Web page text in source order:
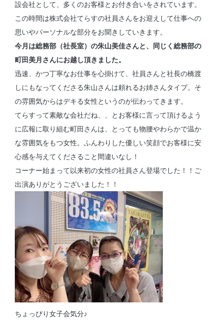
設会社として、多くのお客様とお付き合いをされています。
この時間は株式会社てらすの社員さんをお迎えして仕事への
思いやパーソナルな部分をお聞きしていきます。
今月は総務部（社長室）の朱山美佳さんと、同じく総務部の
町田美月さんにお越し頂きました。
迅速、かつ丁寧なお仕事を心掛けて、社員さんと社長の橋渡
しにもなってくださる朱山さんは頼れるお姉さんタイプ。そ
の雰囲気からはデキる女性というのが伝わってきます。
てらすって素敵な会社だね、、とお客様に言って頂けるよう
に広報に取り組む町田さんは、とっても物腰やわらかで温か
な雰囲気をもつ女性。ふんわりした優しい笑顔でお客様に安
心感を与えてくださること間違いなし！
コーナー始まって以来初の女性の社員さん登場でした！！ご
出演ありがとうございました！！
ちょっぴり女子会気分♪